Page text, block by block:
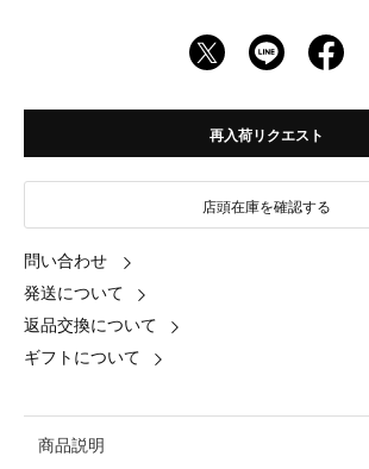
再入荷リクエスト
店頭在庫を確認する
問い合わせ
発送について
返品交換について
ギフトについて
商品説明